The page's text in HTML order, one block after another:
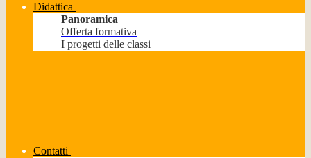
Didattica
Panoramica
Offerta formativa
I progetti delle classi
Contatti